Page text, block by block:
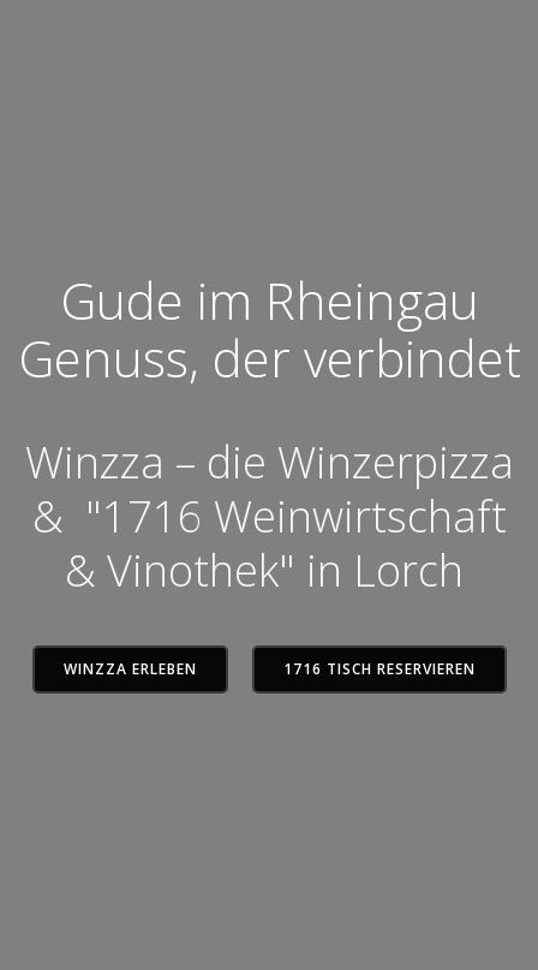
Gude im Rheingau
Genuss, der verbindet
Winzza – die Winzerpizza
& "1716 Weinwirtschaft
& Vinothek" in Lorch
WINZZA ERLEBEN 1716 TISCH RESERVIEREN